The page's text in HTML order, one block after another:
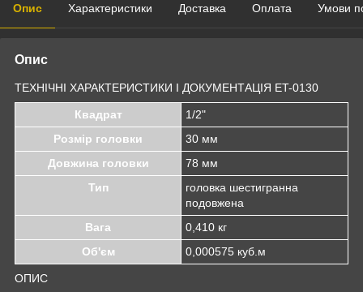
Опис Характеристики Доставка Оплата Умови
Опис
ТЕХНІЧНІ ХАРАКТЕРИСТИКИ І ДОКУМЕНТАЦІЯ ET-0130
Квадрат
1/2"
Розмір головки
30 мм
Довжина головки
78 мм
Тип
головка шестигранна
подовжена
Вага
0,410 кг
Об'єм
0,000575 куб.м
ОПИС